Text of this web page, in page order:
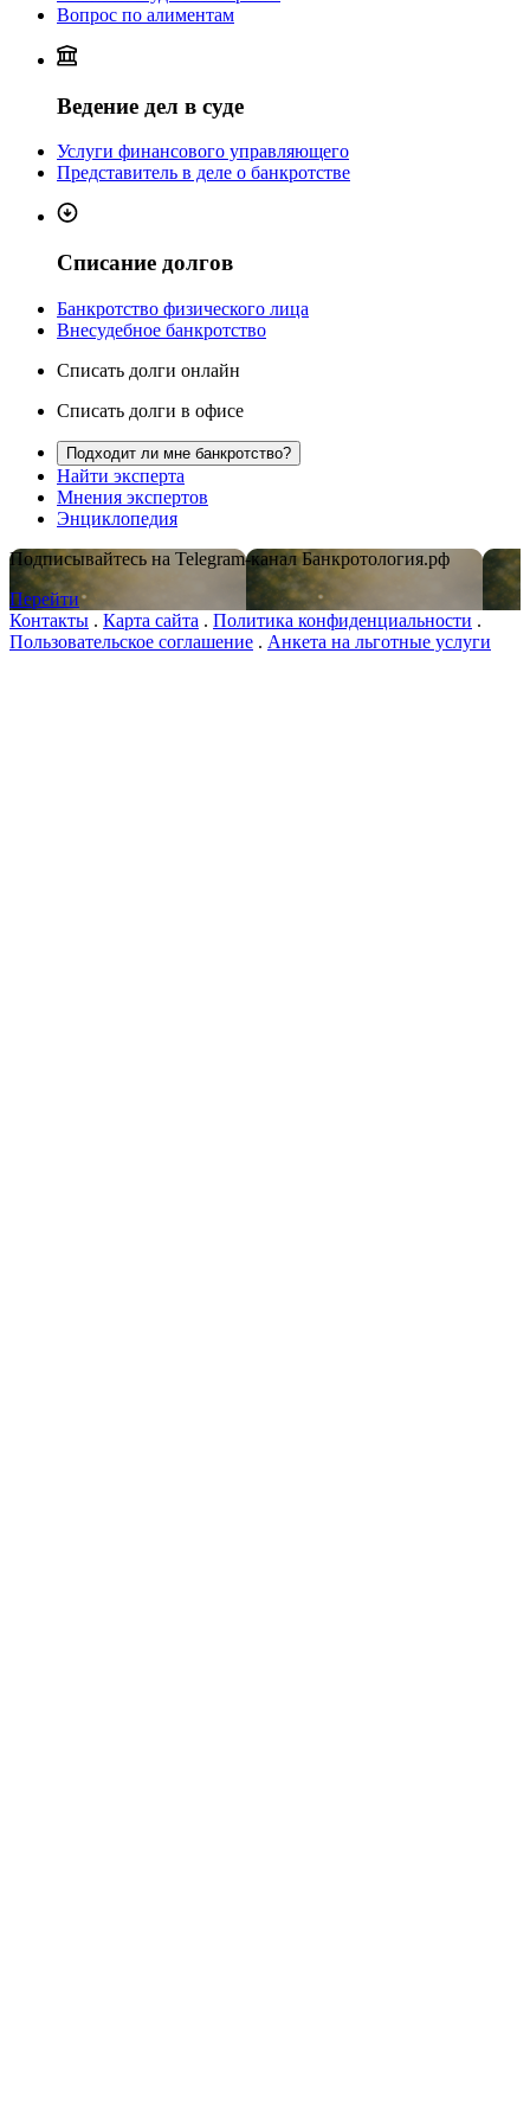
Вопрос по алиментам
Ведение дел в суде
Услуги финансового управляющего
Представитель в деле о банкротстве
Списание долгов
Банкротство физического лица
Внесудебное банкротство
Списать долги онлайн
Списать долги в офисе
Подходит ли мне банкротство?
Найти эксперта
Мнения экспертов
Энциклопедия
Подписывайтесь на Telegram-канал Банкротология.рф
Перейти
Контакты . Карта сайта . Политика конфиденциальности .
Пользовательское соглашение . Анкета на льготные услуги